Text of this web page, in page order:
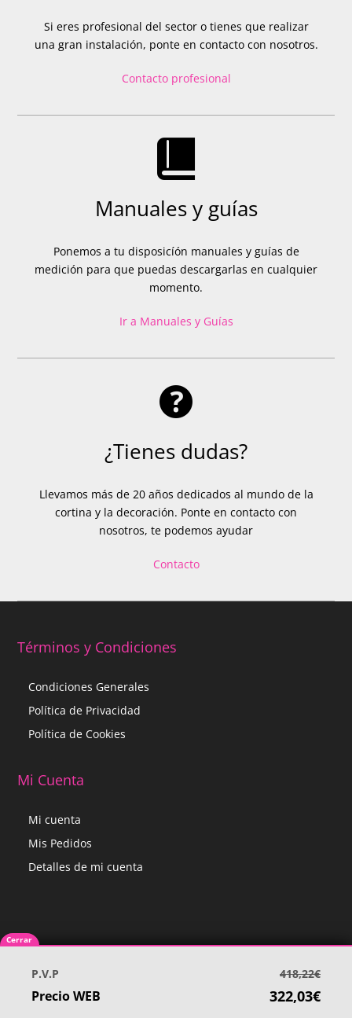
Cerrar
P.V.P 418,22€
Precio WEB 322,03€
Si eres profesional del sector o tienes que realizar
una gran instalación, ponte en contacto con nosotros.
Contacto profesional
Manuales y guías
Ponemos a tu disposicíón manuales y guías de
medición para que puedas descargarlas en cualquier
momento.
Ir a Manuales y Guías
¿Tienes dudas?
Llevamos más de 20 años dedicados al mundo de la
cortina y la decoración. Ponte en contacto con
nosotros, te podemos ayudar
Contacto
Términos y Condiciones
Condiciones Generales
Política de Privacidad
Política de Cookies
Mi Cuenta
Mi cuenta
Mis Pedidos
Detalles de mi cuenta
Blog Cashback Card
Utilizamos cookies para darte la mejor experiencia en nuestra
web.
Puedes informarte más sobre qué cookies estamos utilizando o